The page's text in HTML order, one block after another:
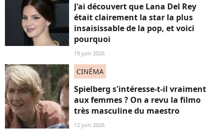
J'ai découvert que Lana Del Rey
était clairement la star la plus
insaisissable de la pop, et voici
pourquoi
19 juin 2026
CINÉMA
Spielberg s'intéresse-t-il vraiment
aux femmes ? On a revu la filmo
très masculine du maestro
12 juin 2026